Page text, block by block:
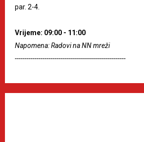
par. 2-4.
Vrijeme: 09:00 - 11:00
Napomena: Radovi na NN mreži
--------------------------------------------------------